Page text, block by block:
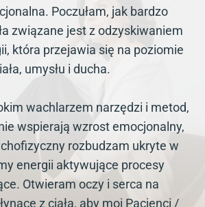
Poczułam, jak bardzo
związane jest z odzyskiwaniem
która przejawia się na poziomie
umysłu i ducha.
wachlarzem narzędzi i metod,
wspierają wzrost emocjonalny,
rozbudzam ukryte w
energii aktywujące procesy
Otwieram oczy i serca na
z ciała, aby moi Pacjenci /